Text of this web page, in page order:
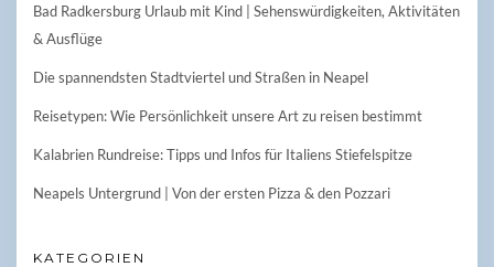
Bad Radkersburg Urlaub mit Kind | Sehenswürdigkeiten, Aktivitäten
& Ausflüge
Die spannendsten Stadtviertel und Straßen in Neapel
Reisetypen: Wie Persönlichkeit unsere Art zu reisen bestimmt
Kalabrien Rundreise: Tipps und Infos für Italiens Stiefelspitze
Neapels Untergrund | Von der ersten Pizza & den Pozzari
KATEGORIEN